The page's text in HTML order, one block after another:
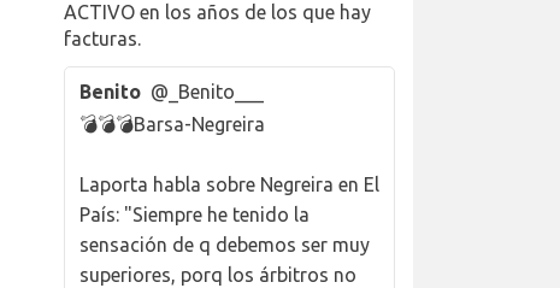
ACTIVO en los años de los que hay
facturas.
Benito @_Benito___
💣💣💣Barsa-Negreira
Laporta habla sobre Negreira en El
País: "Siempre he tenido la
sensación de q debemos ser muy
superiores, porq los árbitros no